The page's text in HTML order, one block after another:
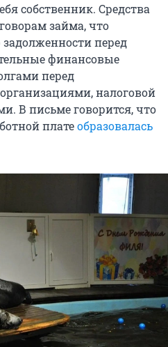
собственник. Средства
займа, что
перед
финансовые
перед
налоговой
В письме говорится, что
платеобразовалась